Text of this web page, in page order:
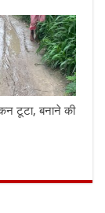
टूटा, बनाने की